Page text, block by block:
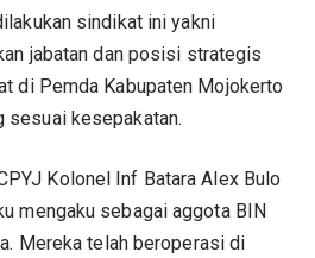
sindikat ini yakni
jabatan dan posisi strategis
di Pemda Kabupaten Mojokerto
sesuai kesepakatan.
Kolonel Inf Batara Alex Bulo
mengaku sebagai aggota BIN
Mereka telah beroperasi di